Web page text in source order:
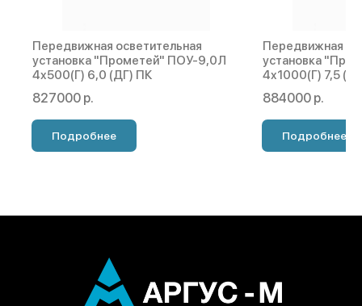
Передвижная осветительная
установка "Прометей" ПОУ-9,0Л
4х500(Г) 6,0 (ДГ) ПК
827000 р.
Подробнее
Передвижная
установка
4х1000(Г) 7,5
884000 р.
Подробнее